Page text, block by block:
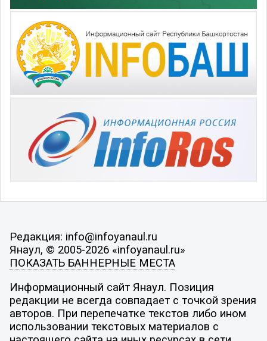
Редакция: info@infoyanaul.ru
Янаул, © 2005-2026 «infoyanaul.ru»
ПОКАЗАТЬ БАННЕРНЫЕ МЕСТА
Информационный сайт Янаул. Позиция
редакции не всегда совпадает с точкой зрения
авторов. При перепечатке текстов либо ином
использовании текстовых материалов с